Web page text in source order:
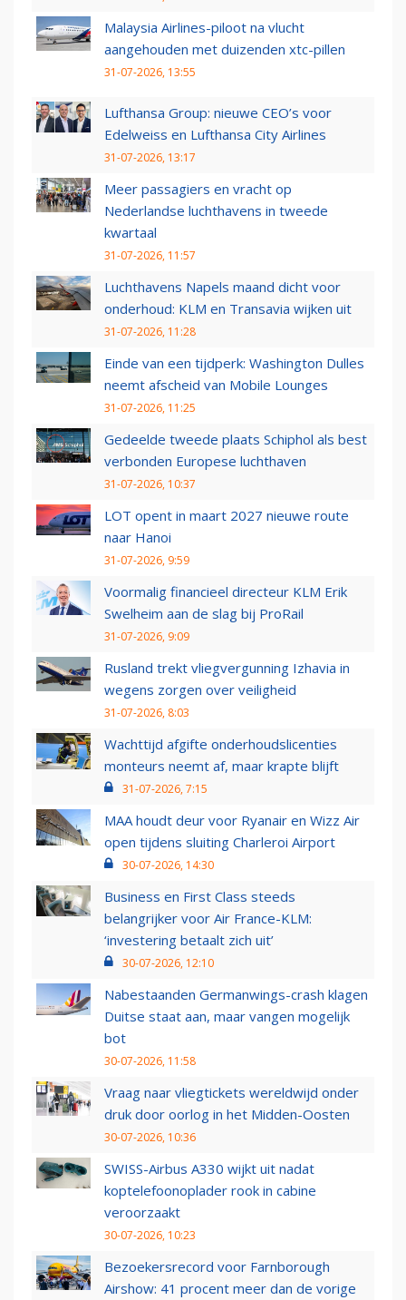
Malaysia Airlines-piloot na vlucht
aangehouden met duizenden xtc-pillen
31-07-2026, 13:55
Lufthansa Group: nieuwe CEO’s voor
Edelweiss en Lufthansa City Airlines
31-07-2026, 13:17
Meer passagiers en vracht op
Nederlandse luchthavens in tweede
kwartaal
31-07-2026, 11:57
Luchthavens Napels maand dicht voor
onderhoud: KLM en Transavia wijken uit
31-07-2026, 11:28
Einde van een tijdperk: Washington Dulles
neemt afscheid van Mobile Lounges
31-07-2026, 11:25
Gedeelde tweede plaats Schiphol als best
verbonden Europese luchthaven
31-07-2026, 10:37
LOT opent in maart 2027 nieuwe route
naar Hanoi
31-07-2026, 9:59
Voormalig financieel directeur KLM Erik
Swelheim aan de slag bij ProRail
31-07-2026, 9:09
Rusland trekt vliegvergunning Izhavia in
wegens zorgen over veiligheid
31-07-2026, 8:03
Wachttijd afgifte onderhoudslicenties
monteurs neemt af, maar krapte blijft
31-07-2026, 7:15
MAA houdt deur voor Ryanair en Wizz Air
open tijdens sluiting Charleroi Airport
30-07-2026, 14:30
Business en First Class steeds
belangrijker voor Air France-KLM:
‘investering betaalt zich uit’
30-07-2026, 12:10
Nabestaanden Germanwings-crash klagen
Duitse staat aan, maar vangen mogelijk
bot
30-07-2026, 11:58
Vraag naar vliegtickets wereldwijd onder
druk door oorlog in het Midden-Oosten
30-07-2026, 10:36
SWISS-Airbus A330 wijkt uit nadat
koptelefoonoplader rook in cabine
veroorzaakt
30-07-2026, 10:23
Bezoekersrecord voor Farnborough
Airshow: 41 procent meer dan de vorige